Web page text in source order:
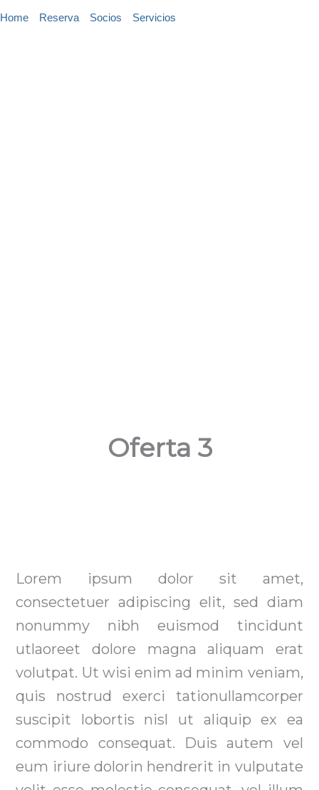
al
Home Reserva Socios Servicios
Oferta 3
Lorem ipsum dolor sit amet,
consectetuer adipiscing elit, sed diam
nonummy nibh euismod tincidunt
utlaoreet dolore magna aliquam erat
volutpat. Ut wisi enim ad minim veniam,
quis nostrud exerci tationullamcorper
suscipit lobortis nisl ut aliquip ex ea
commodo consequat. Duis autem vel
eum iriure dolorin hendrerit in vulputate